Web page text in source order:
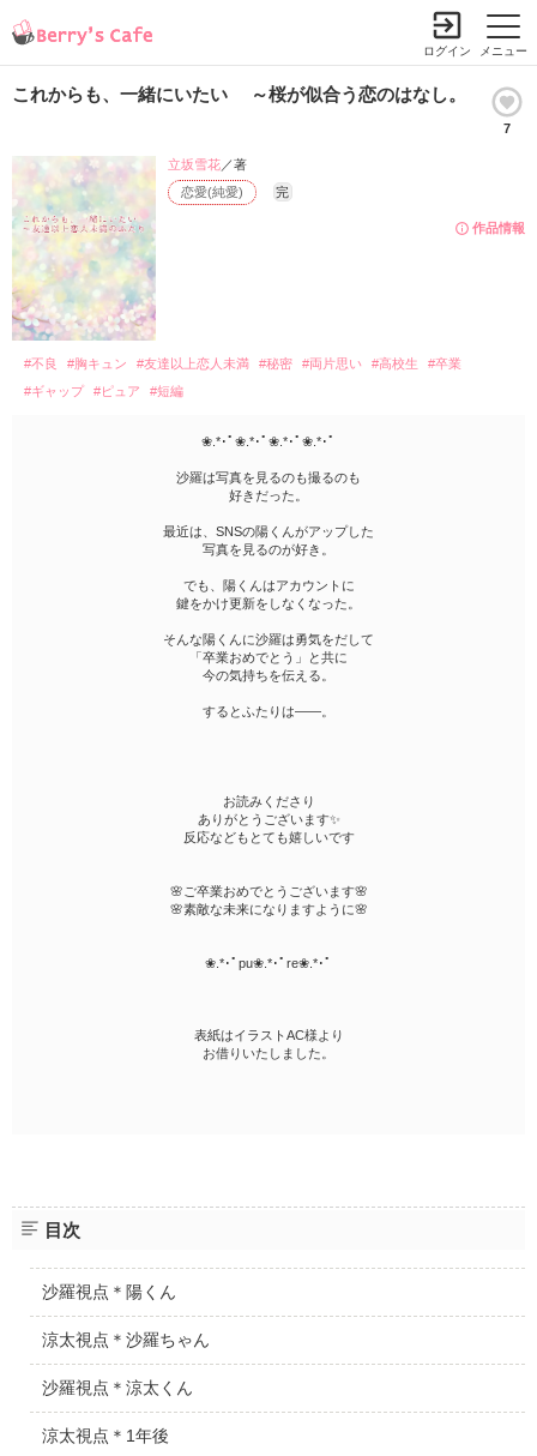
メニュー
ログイン
これからも、一緒にいたい ～桜が似合う恋のはなし。
7
作品情報
恋愛(純愛) 完
立坂雪花／著
#不良 #胸キュン #友達以上恋人未満 #秘密 #両片思い #高校生
#卒業
#ギャップ
#ピュア #短編
❀.*･ﾟ❀.*･ﾟ❀.*･ﾟ❀.*･ﾟ
沙羅は写真を見るのも撮るのも
好きだった。
最近は、SNSの陽くんがアップした
写真を見るのが好き。
でも、陽くんはアカウントに
鍵をかけ更新をしなくなった。
そんな陽くんに沙羅は勇気をだして
「卒業おめでとう」と共に
今の気持ちを伝える。
するとふたりは――。
お読みくださり
ありがとうございます✨
反応などもとても嬉しいです
🌸ご卒業おめでとうございます🌸
🌸素敵な未来になりますように🌸
❀.*･ﾟpu❀.*･ﾟre❀.*･ﾟ
表紙はイラストAC様より
お借りいたしました。
目次
沙羅視点＊陽くん
涼太視点＊沙羅ちゃん
沙羅視点＊涼太くん
涼太視点＊1年後